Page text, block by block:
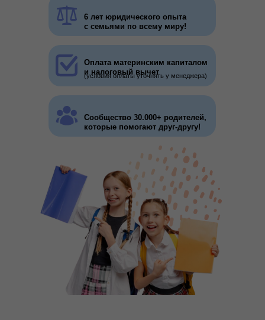
6 лет юридического опыта
с семьями по всему миру!
Оплата материнским капиталом
и налоговый вычет
Сообщество 30.000+ родителей,
которые помогают друг-другу!
(условия оплаты уточнять у менеджера)
Эксперт по вопросам СО и
основатель "СОтворчества"
Зам. председателя Общественного
совета при министерстве
образования, науки и молодёжной
политики Краснодарского края по
оценке качества деятельности
образовательных организаций
Руководитель АНО "Национальная
лига семейного образования"